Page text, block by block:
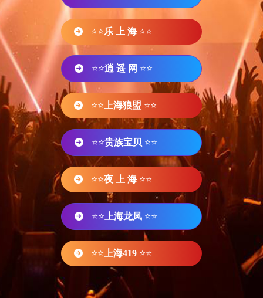
⭐⭐乐 上 海 ⭐⭐
⭐⭐逍 遥 网 ⭐⭐
⭐⭐ 上海狼盟 ⭐⭐
⭐⭐贵族宝贝 ⭐⭐
⭐⭐夜 上 海 ⭐⭐
⭐⭐ 上海龙凤 ⭐⭐
⭐⭐ 上海419 ⭐⭐